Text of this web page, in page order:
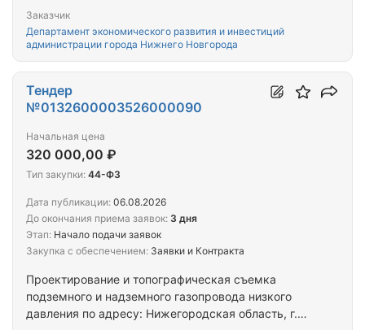
транспортной системы в рамках реализации
федерального проекта «Общесистемные меры
развития дорожного хозяйства»
Заказчик
Департамент экономического развития и инвестиций
администрации города Нижнего Новгорода
Проектирование и топографическая съемка
подземного и надземного газопровода низкого
давления по адресу: Нижегородская область, г.
Тендер
№0132600003526000090
Начальная цена
320 000,00 ₽
Тип закупки: 44-ФЗ
Дата публикации: 06.08.2026
До окончания приема заявок: 3 дня
Этап: Начало подачи заявок
Закупка с обеспечением: Заявки и Контракта